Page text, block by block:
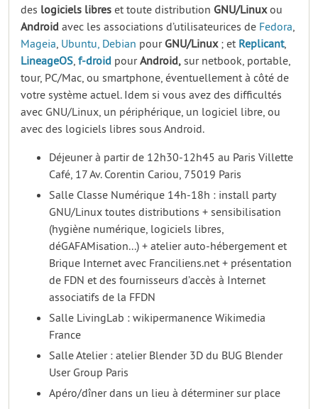
des logiciels libres et toute distribution GNU/Linuxou
Android avec les associations d’utilisateurices de Fedora,
Mageia, Ubuntu, Debian pour GNU/Linux; et Replicant,
LineageOS, f-droid pourAndroid, sur netbook, portable,
tour, PC/Mac, ou smartphone, éventuellement à côté de
votre système actuel. Idem si vous avez des difficultés
avec GNU/Linux, un périphérique, un logiciel libre, ou
avec des logiciels libres sous Android.
Déjeuner à partir de 12h30-12h45 au Paris Villette
Café, 17 Av. Corentin Cariou, 75019 Paris
Salle Classe Numérique 14h-18h : install party
GNU/Linux toutes distributions + sensibilisation
(hygiène numérique, logiciels libres,
déGAFAMisation...) + atelier auto-hébergement et
Brique Internet avec Franciliens.net + présentation
de FDN et des fournisseurs d’accès à Internet
associatifs de la FFDN
Salle LivingLab : wikipermanence Wikimedia
France
Salle Atelier : atelier Blender 3D du BUG Blender
User Group Paris
Apéro/dîner dans un lieu à déterminer sur place